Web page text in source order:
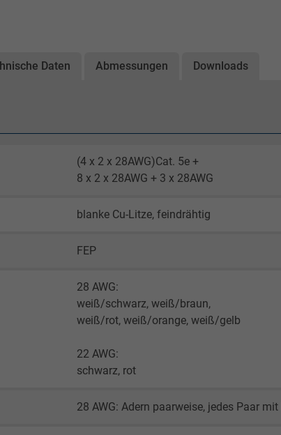
Daten Abmessungen Downloads
(4 x 2 x 28AWG)Cat. 5e +
8 x 2 x 28AWG + 3 x 28AWG
blanke Cu-Litze, feindrähtig
FEP
28 AWG:
weiß/schwarz, weiß/braun,
weiß/rot, weiß/orange, weiß/gelb
22 AWG:
schwarz, rot
28 AWG: Adern paarweise, jedes Paar